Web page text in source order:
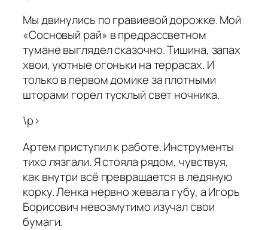
Мы двинулись по гравиевой дорожке. Мой
«Сосновый рай» в предрассветном
тумане выглядел сказочно. Тишина, запах
хвои, уютные огоньки на террасах. И
только в первом домике за плотными
шторами горел тусклый свет ночника.
\p>
Артем приступил к работе. Инструменты
тихо лязгали. Я стояла рядом, чувствуя,
как внутри всё превращается в ледяную
корку. Ленка нервно жевала губу, а Игорь
Борисович невозмутимо изучал свои
бумаги.